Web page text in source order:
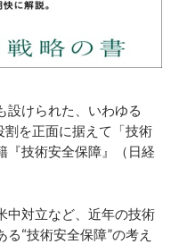
けられた、いわゆる
割を正面に据えて「技術
『技術安全保障』（日経
対立など、近年の技術
“技術安全保障”の考え